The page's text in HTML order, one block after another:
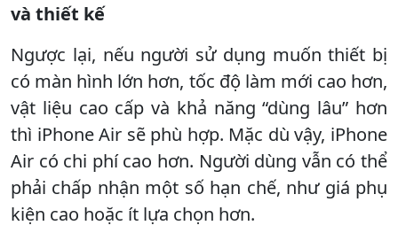
và thiết kế
Ngược lại, nếu người sử dụng muốn thiết bị
có màn hình lớn hơn, tốc độ làm mới cao hơn,
vật liệu cao cấp và khả năng “dùng lâu” hơn
thì iPhone Air sẽ phù hợp. Mặc dù vậy, iPhone
Air có chi phí cao hơn. Người dùng vẫn có thể
phải chấp nhận một số hạn chế, như giá phụ
kiện cao hoặc ít lựa chọn hơn.